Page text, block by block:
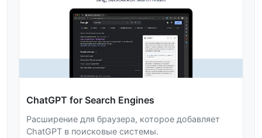
ChatGPT for Search Engines
Расширение для браузера, которое добавляет
ChatGPT в поисковые системы.